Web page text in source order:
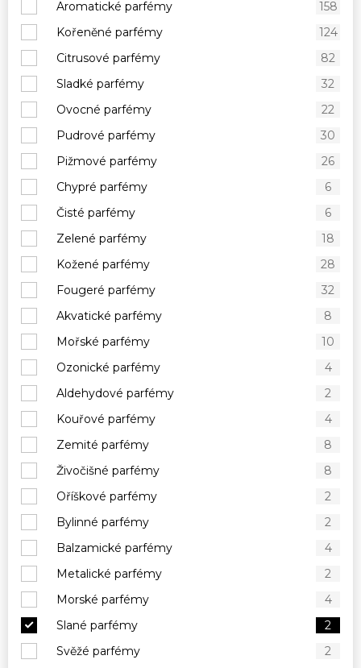
Aromatické parfémy
158
Kořeněné parfémy
124
Citrusové parfémy
82
Sladké parfémy
32
Ovocné parfémy
22
Pudrové parfémy
30
Pižmové parfémy
26
Chypré parfémy
6
Čisté parfémy
6
Zelené parfémy
18
Kožené parfémy
28
Fougeré parfémy
32
Akvatické parfémy
8
Mořské parfémy
10
Ozonické parfémy
4
Aldehydové parfémy
2
Kouřové parfémy
4
Zemité parfémy
8
Živočišné parfémy
8
Oříškové parfémy
2
Bylinné parfémy
2
Balzamické parfémy
4
Metalické parfémy
2
Morské parfémy
4
Slané parfémy
2
Svěžé parfémy
2